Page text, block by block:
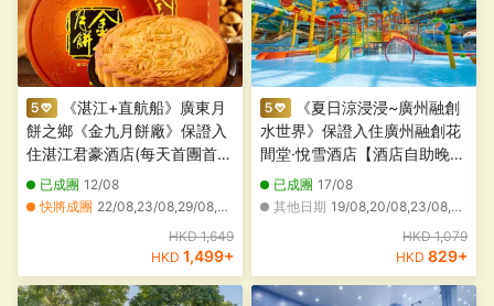
《湛江+直航船》廣東月
餅之鄉《金九月餅廠》保證入
住湛江君豪酒店(每天首團首
10位成人報名提升入住約750
呎行政客房)+國際品牌陽江中
魚生蠔海鮮宴】陽江開平純玩
已成團 12/08
快將成團 22/08,23/08,29/08,30/08,31/08,07/09
17/08,18/08,19/08,20/08,21/08,24/08,25/08,26/08,27/08,28/08,01/09,02/09,06/09,08/09,09/09,10/09,11/09,12/09,13/09,14/09
HKD 1,649
HKD 1,499+
《夏日涼浸浸~廣州融創
水世界》保證入住廣州融創花
間堂·悅雪酒店【酒店自助晚
餐】【芝士伊麵焗波士頓龍蝦
宴】【野生水庫大魚三食+山
已成團 17/08
其他日期 19/08,20/08,23/08,24/08,25/08,27/08,28/08,30/08,31/08
HKD 1,079
HKD 829+